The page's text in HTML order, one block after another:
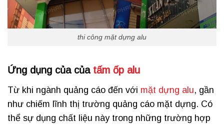
thi công mặt dựng alu
Ứng dụng của của tấm ốp alu
Từ khi ngành quảng cáo đến với mặt dựng alu, gần
như chiếm lĩnh thị trường quảng cáo mặt dựng. Có
thể sự dụng chất liệu này trong những trường hợp